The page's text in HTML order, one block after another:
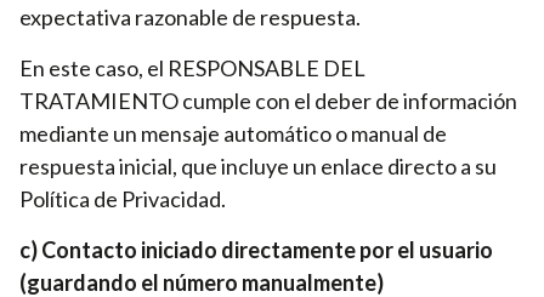
expectativa razonable de respuesta.
En este caso, el RESPONSABLE DEL
TRATAMIENTO cumple con el deber de información
mediante un mensaje automático o manual de
respuesta inicial, que incluye un enlace directo a su
Política de Privacidad.
c) Contacto iniciado directamente por el usuario
(guardando el número manualmente)